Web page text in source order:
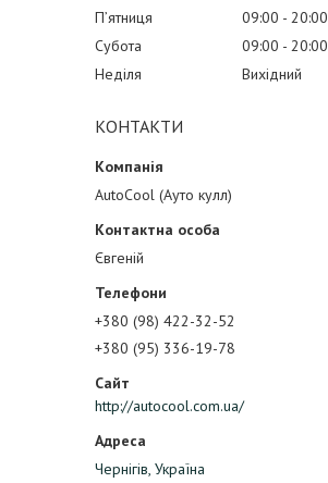
Пʼятниця
09:00
20:00
Субота
09:00
20:00
Неділя
Вихідний
КОНТАКТИ
AutoCool (Ауто кулл)
Євгеній
+380 (98) 422-32-52
+380 (95) 336-19-78
http://autocool.com.ua/
Чернігів, Україна